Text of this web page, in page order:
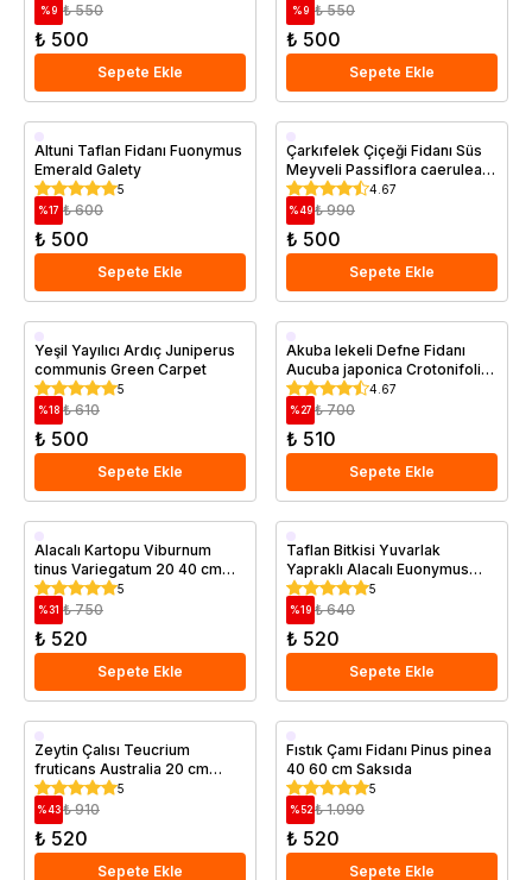
% 9 ₺ 550
₺ 500
Sepete Ekle
% 9 ₺ 550
₺ 500
Sepete Ekle
Saksıda
Altuni Taflan Fidanı Fuonymus
Emerald Galety
5
%17 ₺ 600
₺ 500
Sepete Ekle
Saksıda
Çarkıfelek Çiçeği Fidanı Süs
Meyveli Passiflora caerulea
PROMOSYON4.67
%49 ₺ 990
₺ 500
Sepete Ekle
Saksıda
Yeşil Yayılıcı Ardıç Juniperus
communis Green Carpet
5
%18 ₺ 610
₺ 500
Sepete Ekle
Saksıda
Akuba lekeli Defne Fidanı
Aucuba japonica Crotonifolia
+20
4.67
%27 ₺ 700
₺ 510
Sepete Ekle
Saksıda
Alacalı Kartopu Viburnum
tinus Variegatum 20 40 cm
Saksıda
5
%31 ₺ 750
₺ 520
Sepete Ekle
Saksıda
Taflan Bitkisi Yuvarlak
Yapraklı Alacalı Euonymus
japonicus Bravo 20 cm
5
%19 ₺ 640
₺ 520
Sepete Ekle
Saksıda
Zeytin Çalısı Teucrium
fruticans Australia 20 cm
Saksıda
5
%43 ₺ 910
₺ 520
Sepete Ekle
Saksıda
Fıstık Çamı Fidanı Pinus pinea
40 60 cm Saksıda
5
% 52 ₺ 1.090
₺ 520
Sepete Ekle